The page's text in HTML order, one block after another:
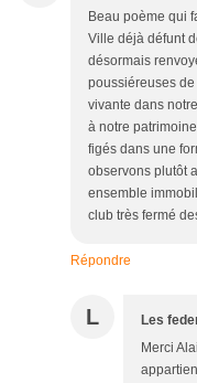
Beau poème qui
Ville déjà défunt
désormais
poussiéreuses
vivante dans
à notre
figés dans une
observons plutôt
ensemble
club très fermé
Répondre
L Les
Merci